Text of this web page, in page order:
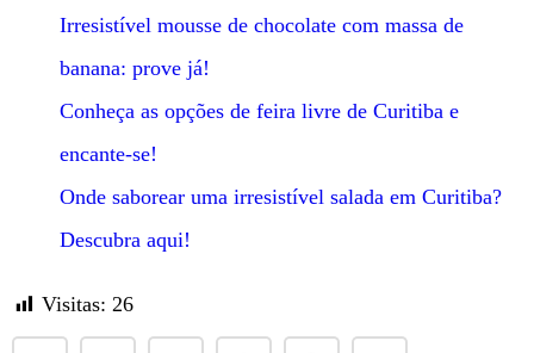
Irresistível mousse de chocolate com massa de
banana: prove já!
Conheça as opções de feira livre de Curitiba e
encante-se!
Onde saborear uma irresistível salada em Curitiba?
Descubra aqui!
Visitas: 26